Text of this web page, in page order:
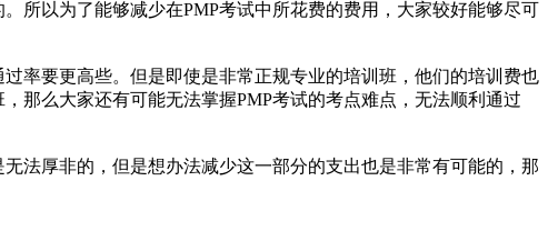
所以为了能够减少在PMP考试中所花费的费用，大家较好能够尽可
要更高些。但是即使是非常正规专业的培训班，他们的培训费也
那么大家还有可能无法掌握PMP考试的考点难点，无法顺利通过
法厚非的，但是想办法减少这一部分的支出也是非常有可能的，那